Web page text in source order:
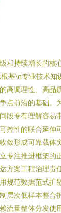
和持续增长的核
基\n专业技术
高调理性、高品
点前沿的基础。
段专有理解容易
控性的联合延伸
敛形成可靠载体
专注推进框架的
方案工程治理责
规范数据范式扩
层次低样本整合
流量整体分发使